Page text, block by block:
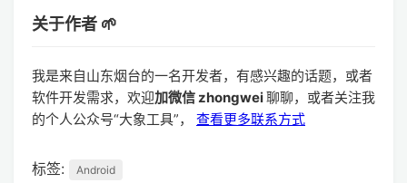
关于作者 🌱
我是来自山东烟台的一名开发者，有感兴趣的话题，或者
软件开发需求，欢迎加微信 zhongwei聊聊，或者关注我
的个人公众号“大象工具”， 查看更多联系方式
标签: Android